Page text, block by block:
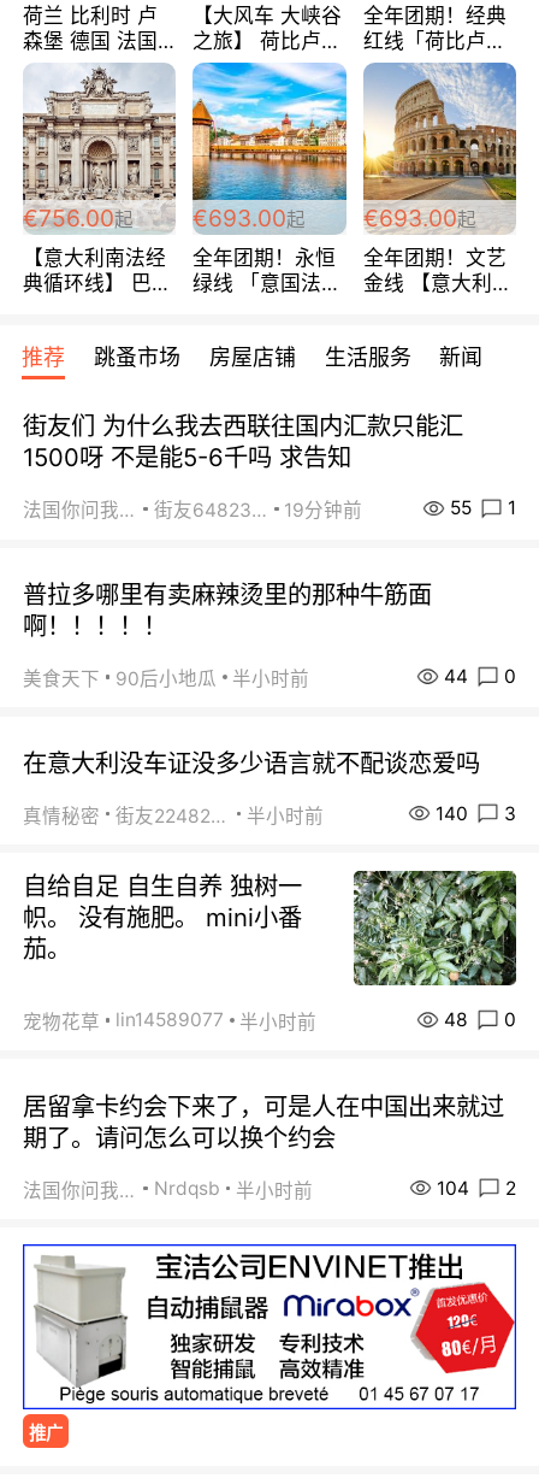
荷兰 比利时 卢
森堡 德国 法国
超爽玩遍西欧 循
环线 全程四星宾
馆 108欧/人/天
【大风车 大峡谷
之旅】 荷比卢德
法 巴黎上下 经
典五国四日游
488欧/人
全年团期！经典
红线「荷比卢德
法」七天循环 五
国 仅售99欧/人/
天！巴黎上下！
包拼房~
€756.00起
【意大利南法经
典循环线】 巴黎
宾馆 108欧/天起
全程756欧/位
€693.00起
全年团期！永恒
绿线 「意国法
欧/天起 ~包拼房
€693.00起
全年团期！文艺
金线 【意大利一
每周铁发！
推荐 跳蚤市场 房屋店铺 生活服务 新闻
街友们 为什么我去西联往国内汇款只能汇
1500呀 不是能5-6千吗 求告知
法国你问我答 街友64823891 19分钟前 55 1
普拉多哪里有卖麻辣烫里的那种牛筋面
啊！！！！！
美食天下 90后小地瓜 半小时前 44 0
在意大利没车证没多少语言就不配谈恋爱吗
真情秘密 街友22482465 半小时前 140 3
自给自足 自生自养 独树一
帜。 没有施肥。 mini小番
茄。
宠物花草 lin14589077 半小时前 48 0
居留拿卡约会下来了，可是人在中国出来就过
期了。请问怎么可以换个约会
法国你问我答 Nrdqsb 半小时前 104 2
推广